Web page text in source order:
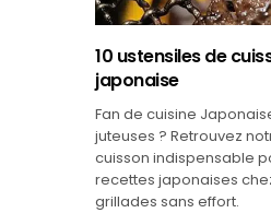
10 ustensiles de
japonaise
Fan de cuisine
juteuses ? Retrouvez
cuisson indispensable
recettes japonaises
grillades sans effort.